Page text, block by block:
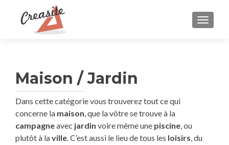
Maison / Jardin
Dans cette catégorie vous trouverez tout ce qui
concerne la maison, que la vôtre se trouve à la
campagneavec jardin voire même une piscine, ou
plutôt à laville. C’est aussi le lieu de tous les loisirs, du